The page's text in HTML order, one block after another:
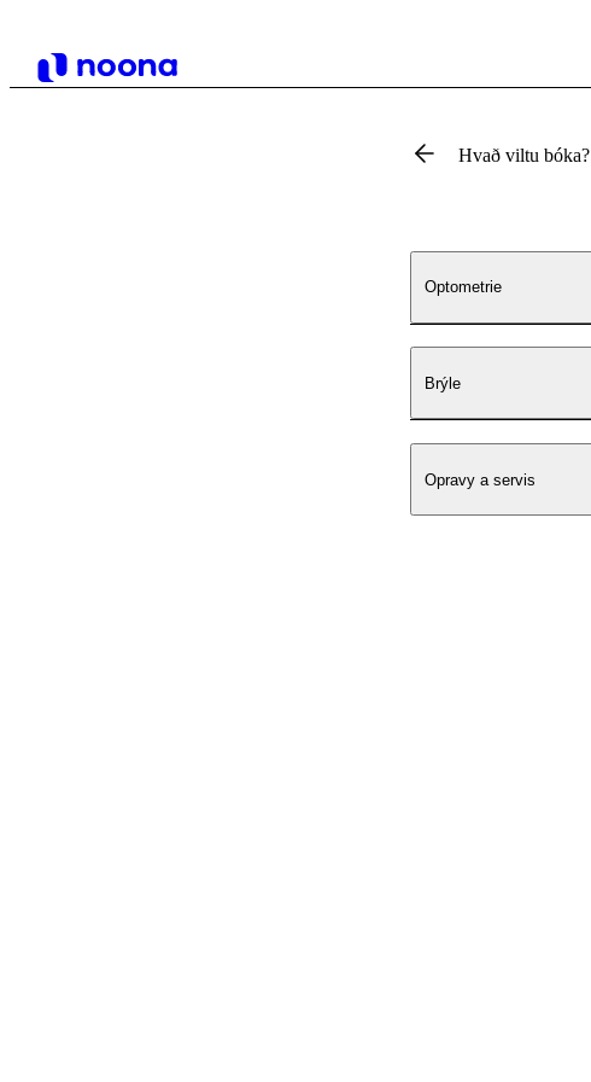
Hvað viltu bóka?
Optometrie
Brýle
Opravy a servis